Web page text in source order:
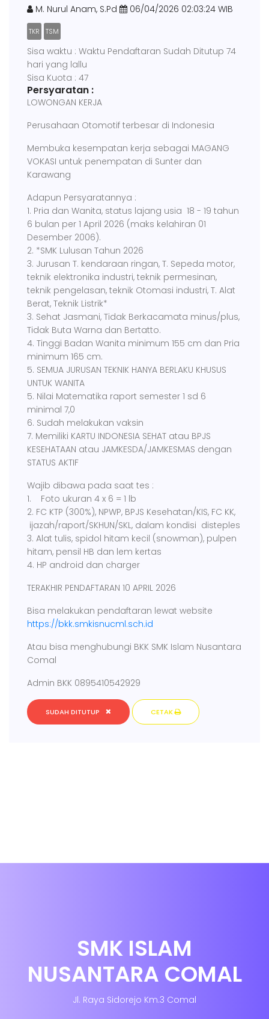
M. Nurul Anam, S.Pd 06/04/2026 02:03:24 WIB
TKR TSM
Sisa waktu : Waktu Pendaftaran Sudah Ditutup 74
hari yang lallu
Sisa Kuota : 47
Persyaratan :
LOWONGAN KERJA
Perusahaan Otomotif terbesar di Indonesia
Membuka kesempatan kerja sebagai MAGANG
VOKASI untuk penempatan di Sunter dan
Karawang
Adapun Persyaratannya :
1. Pria dan Wanita, status lajang usia 18 - 19 tahun
6 bulan per 1 April 2026 (maks kelahiran 01
Desember 2006).
2. *SMK Lulusan Tahun 2026
3. Jurusan T. kendaraan ringan, T. Sepeda motor,
teknik elektronika industri, teknik permesinan,
teknik pengelasan, teknik Otomasi industri, T. Alat
Berat, Teknik Listrik*
3. Sehat Jasmani, Tidak Berkacamata minus/plus,
Tidak Buta Warna dan Bertatto.
4. Tinggi Badan Wanita minimum 155 cm dan Pria
minimum 165 cm.
5. SEMUA JURUSAN TEKNIK HANYA BERLAKU KHUSUS
UNTUK WANITA
5. Nilai Matematika raport semester 1 sd 6
minimal 7,0
6. Sudah melakukan vaksin
7. Memiliki KARTU INDONESIA SEHAT atau BPJS
KESEHATAAN atau JAMKESDA/JAMKESMAS dengan
STATUS AKTIF
Wajib dibawa pada saat tes :
1. Foto ukuran 4 x 6 = 1 lb
2. FC KTP (300%), NPWP, BPJS Kesehatan/KIS, FC KK,
ijazah/raport/SKHUN/SKL, dalam kondisi disteples
3. Alat tulis, spidol hitam kecil (snowman), pulpen
hitam, pensil HB dan lem kertas
4. HP android dan charger
TERAKHIR PENDAFTARAN 10 APRIL 2026
Bisa melakukan pendaftaran lewat website
https://bkk.smkisnucml.sch.id
Atau bisa menghubungi BKK SMK Islam Nusantara
Comal
Admin BKK 0895410542929
SUDAH DITUTUP CETAK
SMK ISLAM
NUSANTARA COMAL
Jl. Raya Sidorejo Km.3 Comal